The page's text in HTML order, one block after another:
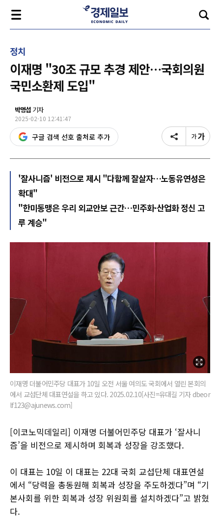
정치
이재명 "30조 규모 추경 제안…국회의원
국민소환제 도입"
박명섭 기자
2025-02-10 12:41:47
구글 검색 선호 출처로 추가
'잘사니즘' 비전으로 제시 "다함께 잘살자…노동유연성은
확대"
"한미동맹은 우리 외교안보 근간…민주화·산업화 정신 고
루 계승"
이재명 더불어민주당 대표가 10일 오전 서울 여의도 국회에서 열린 본회의
에서 교섭단체 대표연설을 하고 있다. 2025.02.10[사진=유대길 기자 dbeor
lf123@ajunews.com]
[이코노믹데일리] 이재명 더불어민주당 대표가 ‘잘사니
즘’을 비전으로 제시하며 회복과 성장을 강조했다.
이 대표는 10일 이 대표는 22대 국회 교섭단체 대표연설
에서 “당력을 총동원해 회복과 성장을 주도하겠다”며 “기
본사회를 위한 회복과 성장 위원회를 설치하겠다”고 밝혔
다.